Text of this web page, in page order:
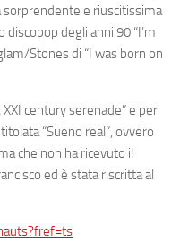
sorprendente e riuscitissima
discopop degli anni 90 “I’m
Stones di “I was born on
century serenade” e per
“Sueno real”, ovvero
che non ha ricevuto il
ed è stata riscritta al